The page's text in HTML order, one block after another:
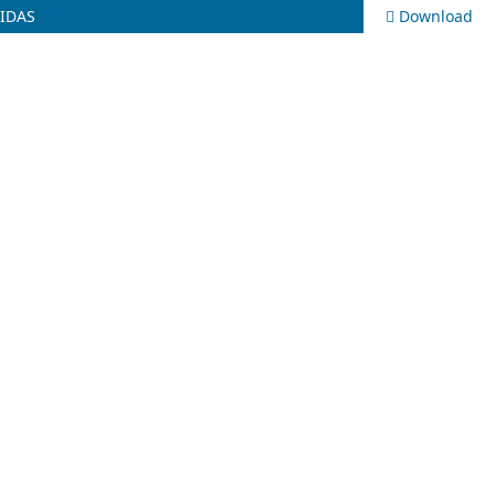
Download